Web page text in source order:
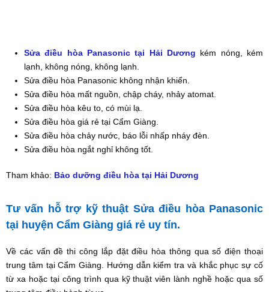
Sửa điều hòa Panasonic tại Hải Dương kém nóng, kém
lạnh, không nóng, không lạnh.
Sửa điều hòa Panasonic không nhận khiển.
Sửa điều hòa mất nguồn, chập cháy, nhảy atomat.
Sửa điều hòa kêu to, có mùi lạ.
Sửa điều hòa giá rẻ tại Cẩm Giàng.
Sửa điều hòa chảy nước, báo lỗi nhấp nháy đèn.
Sửa điều hòa ngắt nghỉ không tốt.
Tham khảo: Bảo dưỡng điều hòa tại Hải Dương
Tư vấn hỗ trợ kỹ thuật Sửa điều hòa Panasonic
tại huyện Cẩm Giàng giá rẻ uy tín.
Về các vấn đề thi công lắp đặt điều hòa thông qua số điện thoại
trung tâm tại Cẩm Giàng. Hướng dẫn kiểm tra và khắc phục sự cố
từ xa hoặc tại công trình qua kỹ thuật viên lành nghề hoặc qua số